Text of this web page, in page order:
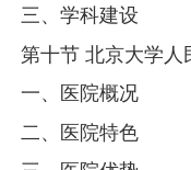
三、学科建设
第十节 北京大学人
一、医院概况
二、医院特色